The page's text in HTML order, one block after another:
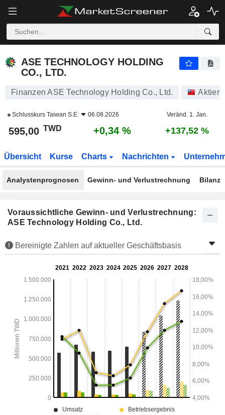
ASE TECHNOLOGY HOLDING
CO., LTD.
Finanzen ASE Technology Holding Co., Ltd. Aktien
Schlusskurs Taiwan S.E. 06.08.2026 Veränd. 1. Jan.
595,00 TWD +0,34 % +137,52 %
Übersicht Kurse Charts Nachrichten
Analystenprognosen Gewinn- und Verlustrechnung Bilanz
Voraussichtliche Gewinn- und Verlustrechnung:
ASE Technology Holding Co., Ltd.
Bereinigte Zahlen auf aktueller Geschäftsbasis